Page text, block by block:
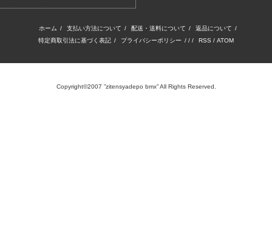
ホーム / 支払い方法について / 配送・送料について / 返品について /
特定商取引法に基づく表記 / プライバシーポリシー / / / RSS / ATOM
Copyright©2007 ”zitensyadepo bmx” All Rights Reserved.